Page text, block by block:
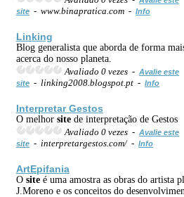
site - www.binapratica.com - Info
Linking
Blog generalista que aborda de forma
acerca do nosso planeta.
Avaliado 0 vezes - Avalie este
site - linking2008.blogspot.pt - Info
Interpretar Gestos
O melhor site de interpretação de Gestos
Avaliado 0 vezes - Avalie este
site - interpretargestos.com/ - Info
ArtEpifania
O site é uma amostra as obras do artista
J.Moreno e os conceitos do